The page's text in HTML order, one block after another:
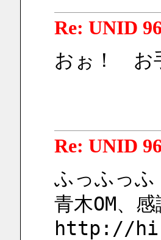
Re: UNID
おぉ！　お
Re: UNID
ふっふっふ
青木OM、感
http://